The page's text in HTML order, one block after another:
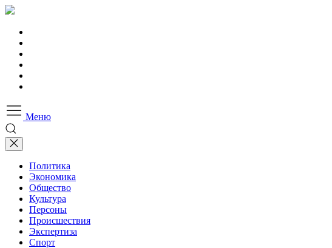
Меню
Политика
Экономика
Общество
Культура
Персоны
Происшествия
Экспертиза
Спорт